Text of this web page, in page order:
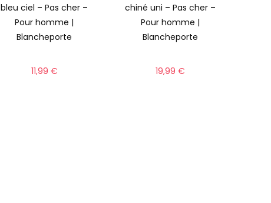
bleu ciel – Pas cher –
Pour homme |
Blancheporte
11,99 €
chiné uni – Pas cher –
Pour homme |
Blancheporte
19,99€